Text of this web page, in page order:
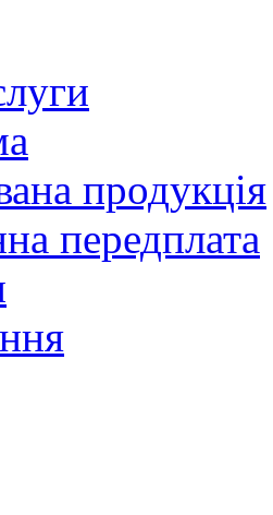
продукція
передплата